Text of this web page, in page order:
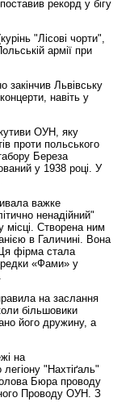
рекорд у бігу
"Лісові чорти",
армії при
закінчив Львівську
навіть у
ОУН, яку
проти польського
Береза
у 1938 році. У
важке
ненадійний"
місці. Створена ним
в Галичині. Вона
фірма стала
«Фами» у
на заслання
більшовики
його дружину, а
на
"Нахтіґаль"
Бюра проводу
Проводу ОУН. З